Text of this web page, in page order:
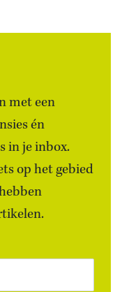
met een
én
in je inbox.
op het gebied